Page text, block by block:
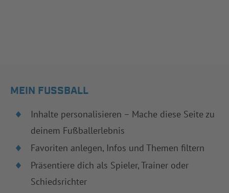
MEIN FUSSBALL
Inhalte personalisieren – Mache diese Seite zu
deinem Fußballerlebnis
Favoriten anlegen, Infos und Themen filtern
Präsentiere dich als Spieler, Trainer oder
Schiedsrichter